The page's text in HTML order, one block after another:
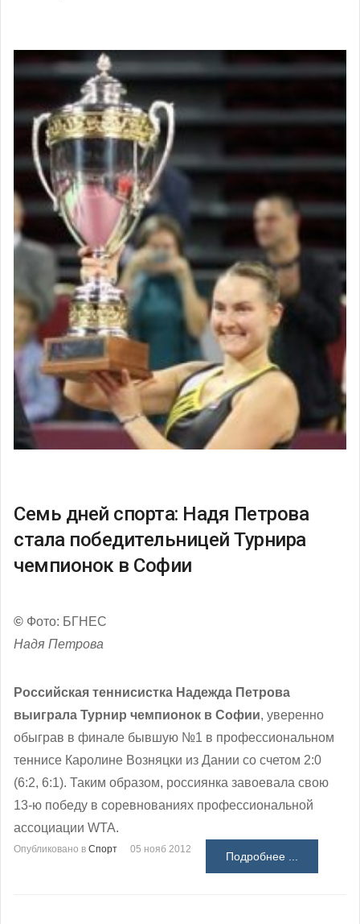
Семь дней спорта: Надя Петрова
стала победительницей Турнира
чемпионок в Софии
© Фото: БГНЕС
Надя Петрова
Российская теннисистка Надежда Петрова
выиграла Турнир чемпионок в Софии, уверенно
обыграв в финале бывшую №1 в профессиональном
теннисе Каролине Возняцки из Дании со счетом 2:0
(6:2, 6:1). Таким образом, россиянка завоевала свою
13-ю победу в соревнованиях профессиональной
ассоциации WTA.
Опубликовано в Спорт 05 нояб 2012
Подробнее ...